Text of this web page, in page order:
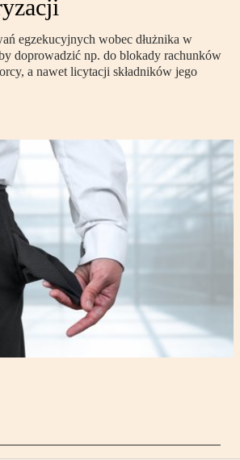
egzekucyjnych wobec dłużnika w
doprowadzić np. do blokady rachunków
a nawet licytacji składników jego